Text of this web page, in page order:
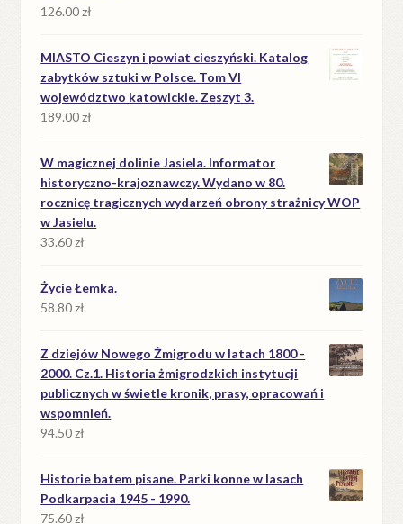
126.00zł
MIASTO Cieszyn i powiat cieszyński. Katalog
zabytków sztuki w Polsce. Tom VI
województwo katowickie. Zeszyt 3.
189.00zł
W magicznej dolinie Jasiela. Informator
historyczno-krajoznawczy. Wydano w 80.
rocznicę tragicznych wydarzeń obrony strażnicy WOP
w Jasielu.
33.60zł
Życie Łemka.
58.80zł
Z dziejów Nowego Żmigrodu w latach 1800 -
2000. Cz.1. Historia żmigrodzkich instytucji
publicznych w świetle kronik, prasy, opracowań i
wspomnień.
94.50zł
Historie batem pisane. Parki konne w lasach
Podkarpacia 1945 - 1990.
75.60zł